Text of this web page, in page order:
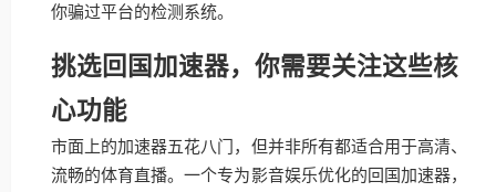
你骗过平台的检测系统。
挑选回国加速器，你需要关注这些核
心功能
市面上的加速器五花八门，但并非所有都适合用于高清、
流畅的体育直播。一个专为影音娱乐优化的回国加速器，